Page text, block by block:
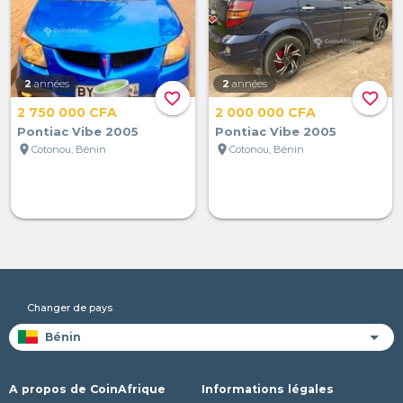
favorite_border
2 années
2 750 000 CFA
Pontiac Vibe 2005
location_on Cotonou, Bénin
favorite_border
2 années
2 000 000 CFA
Pontiac Vibe 2005
location_on Cotonou, Bénin
Changer de pays
A propos de CoinAfrique Informations légales